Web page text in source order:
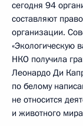
сегодня 94
составляют
организации.
«Экологическую
НКО получила
Леонардо Ди
по белому
не относится
и животного